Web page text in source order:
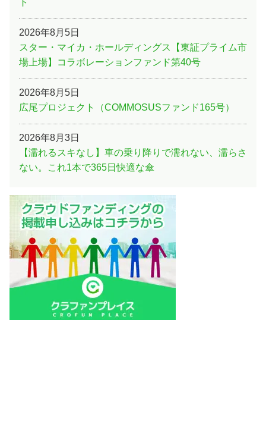
2026年8月5日
スター・マイカ・ホールディングス【東証プライム市
場上場】コラボレーションファンド第40号
2026年8月5日
広尾プロジェクト（COMMOSUSファンド165号）
2026年8月3日
【濡れるスキなし】車の乗り降りで濡れない、濡らさ
ない。これ1本で365日快適な傘